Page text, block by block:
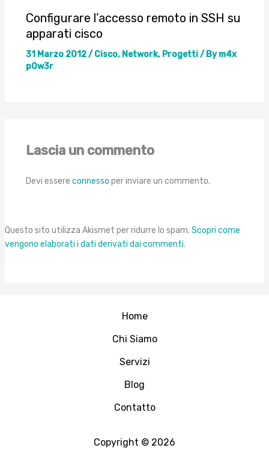
Configurare l’accesso remoto in SSH su
apparati cisco
31 Marzo 2012/ Cisco, Network, Progetti/ Bym4x
p0w3r
Lascia un commento
Devi essere connesso per inviare un commento.
Questo sito utilizza Akismet per ridurre lo spam. Scopri come
vengono elaborati i dati derivati dai commenti.
Home
Chi Siamo
Servizi
Blog
Contatto
Copyright © 2026